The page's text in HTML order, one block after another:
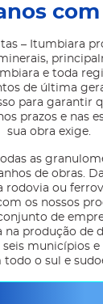
– Itumbiara
e toda
de última
para garantir
prazos e nas
sua obra exige.
as
de obras.
rodovia ou
os nossos
de
na produção de
municípios e
todo o sul e